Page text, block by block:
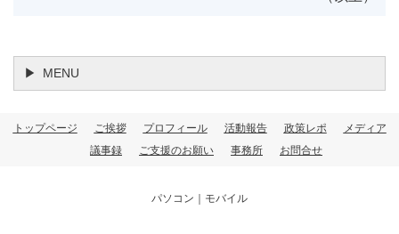
MENU
トップページ ご挨拶 プロフィール 活動報告 政策レポ
メディア
議事録
ご支援のお願い 事務所 お問合せ
パソコン ｜モバイル